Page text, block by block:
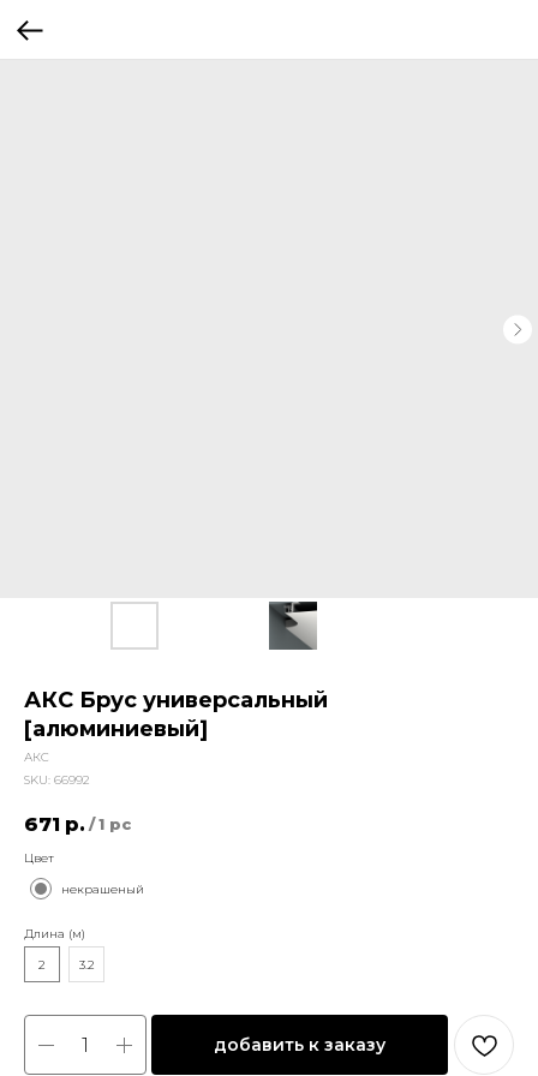
АКС Брус универсальный
[алюминиевый]
АКС
SKU: 66992
671 р. / 1 pc
Цвет
некрашеный
Длина (м)
2
3.2
добавить к заказу